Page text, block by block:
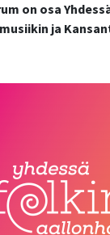
on osa
ja